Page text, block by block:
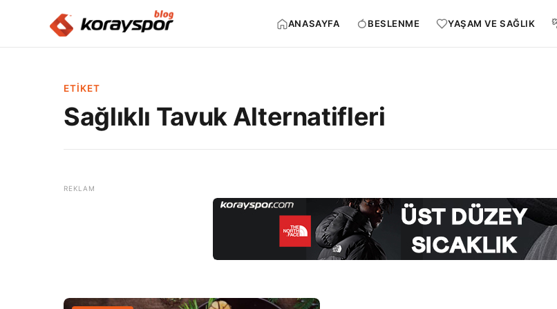
ANASAYFA BESLENME YAŞAM VE SAĞLIK
ETIKET
Sağlıklı Tavuk Alternatifleri